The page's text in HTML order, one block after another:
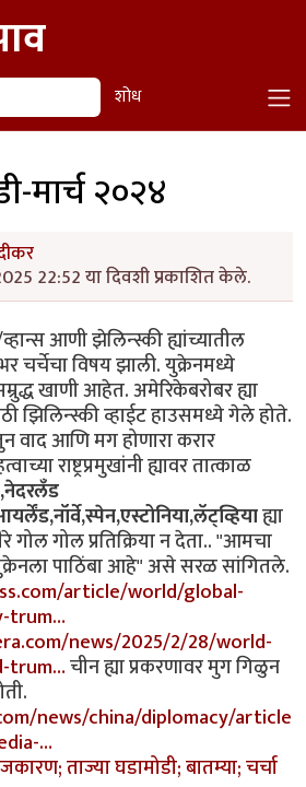
शोध
मार्च २०२४
22:52 या दिवशी प्रकाशित केले.
आणी झेलिन्स्की ह्यांच्यातील
चर्चेचा विषय झाली. युक्रेनमध्ये
खाणी आहेत. अमेरिकेबरोबर ह्या
झिलिन्स्की व्हाईट हाउसमध्ये गेले होते.
वाद आणि मग होणारा करार
राष्ट्रप्रमुखांनी ह्यावर तात्काळ
ह्या
गोल गोल प्रतिक्रिया न देता.. "आमचा
पाठिंबा आहे" असे सरळ सांगितले.
article/world/global-
trum…
news/2025/2/28/world-
trum…चीन ह्या प्रकरणावर मुग गिळुन
news/china/diplomacy/article
…
ताज्या घडामोडी; बातम्या; चर्चा